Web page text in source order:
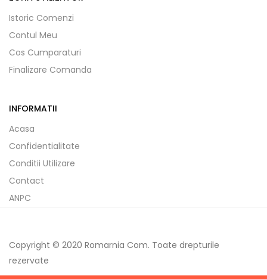
Istoric Comenzi
Contul Meu
Cos Cumparaturi
Finalizare Comanda
INFORMATII
Acasa
Confidentialitate
Conditii Utilizare
Contact
ANPC
Copyright © 2020 Romarnia Com. Toate drepturile
rezervate